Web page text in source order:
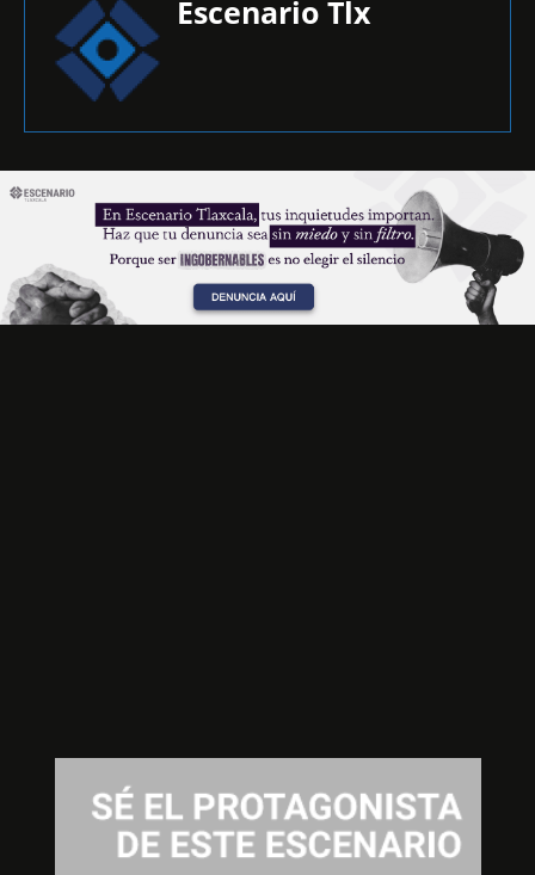
Escenario Tlx